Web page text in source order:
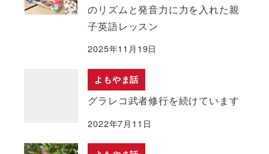
のリズムと発音力に力を入れた親
子英語レッスン
2025年11月19日
よもやま話
グラレコ武者修行を続けています
2022年7月11日